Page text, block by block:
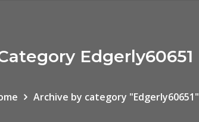
Edgerly60651
Archive by category "Edgerly60651"